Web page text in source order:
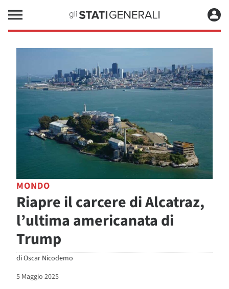
MONDO
Riapre il carcere di Alcatraz,
l’ultima americanata di
Trump
diOscar Nicodemo
5 Maggio 2025